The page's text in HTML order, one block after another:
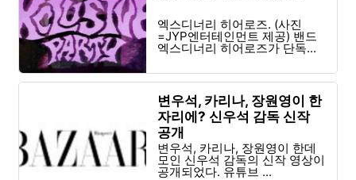
엑스디너리 히어로즈. (사진
=JYP엔터테인먼트 제공) 밴드
엑스디너리 히어로즈가 단독...
변우석, 카리나, 장원영이 한
자리에? 신우석 감독 신작
공개
변우석, 카리나, 장원영이 한데
모인 신우석 감독의 신작 영상이
공개되었다. 유튜브 ...